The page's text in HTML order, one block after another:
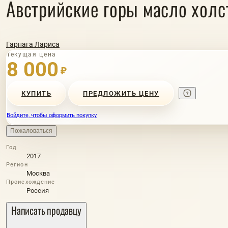
Австрийские горы масло
Гарнага Лариса
Текущая цена
8 000 ₽
КУПИТЬ ПРЕДЛОЖИТЬ ЦЕНУ
Войдите, чтобы оформить покупку
Пожаловаться
Год
2017
Регион
Москва
Происхождение
Россия
Написать продавцу